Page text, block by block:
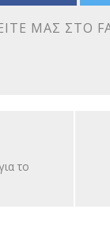
ΜΑΣ ΣΤΟ
το